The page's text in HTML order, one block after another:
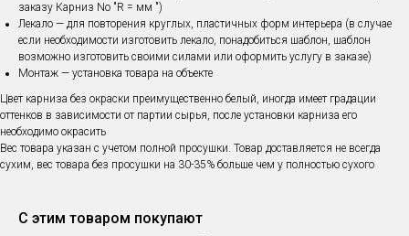
заказу Карниз No "R = мм ")
Лекало — для повторения круглых, пластичных форм интерьера (в случае
если необходимости изготовить лекало, понадобиться шаблон, шаблон
возможно изготовить своими силами или оформить услугу в заказе)
Монтаж — установка товара на объекте
Цвет карниза без окраски преимущественно белый, иногда имеет градации
оттенков в зависимости от партии сырья, после установки карниза его
необходимо окрасить
Вес товара указан с учетом полной просушки. Товар доставляется не всегда
сухим, вес товара без просушки на 30-35% больше чем у полностью сухого
С этим товаром покупают